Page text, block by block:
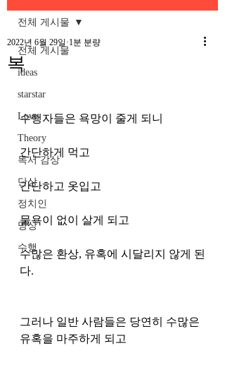
전체 게시물
ideas
starstar
Love
Theory
독서 감상
단상
정치인
명상
수행
전체 게시물
복
2022년 6월 29일 1분 분량
수행자들은 욕망이 줄게 되니
간단하게 먹고
간단하고 옷입고
물욕이 없이 살게 되고
수많은 환상, 유혹에 시달리지 않게 된
다.
그러나 일반 사람들은 당연히 수많은
유혹을 마주하게 되고